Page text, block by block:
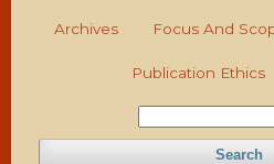
Archives Focus And
Publication Ethics
Search